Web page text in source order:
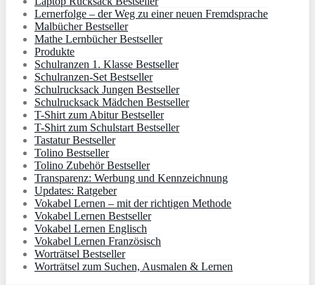
Lernerfolge – der Weg zu einer neuen Fremdsprache
Malbücher Bestseller
Mathe Lernbücher Bestseller
Produkte
Schulranzen 1. Klasse Bestseller
Schulranzen-Set Bestseller
Schulrucksack Jungen Bestseller
Schulrucksack Mädchen Bestseller
T-Shirt zum Abitur Bestseller
T-Shirt zum Schulstart Bestseller
Tastatur Bestseller
Tolino Bestseller
Tolino Zubehör Bestseller
Transparenz: Werbung und Kennzeichnung
Updates: Ratgeber
Vokabel Lernen – mit der richtigen Methode
Vokabel Lernen Bestseller
Vokabel Lernen Englisch
Vokabel Lernen Französisch
Worträtsel Bestseller
Worträtsel zum Suchen, Ausmalen & Lernen